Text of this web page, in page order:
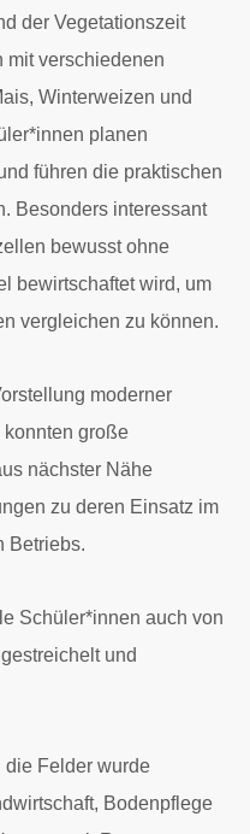
der Vegetationszeit
mit verschiedenen
Winterweizen und
planen
führen die praktischen
Besonders interessant
bewusst ohne
bewirtschaftet wird, um
vergleichen zu können.
moderner
konnten große
nächster Nähe
zu deren Einsatz im
Betriebs.
Schüler*innen auch von
und
die Felder wurde
Bodenpflege